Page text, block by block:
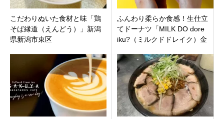
こだわりぬいた食材と味「鶏
そば縁道（えんどう）」新潟
県新潟市東区
ふんわり柔らか食感！生仕立
てドーナツ「MILK DO dore
iku?（ミルクドドレイク）金
オープン